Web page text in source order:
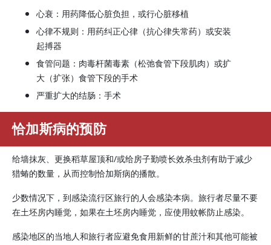
心衰：用药降低心脏负担，或行心脏移植
心律不规则：用药纠正心律（抗心律失常药）或安装
起搏器
食管问题：肉毒杆菌毒素（松弛食管下段肌肉）或扩
大（扩张）食管下段的手术
严重扩大的结肠：手术
恰加斯病的预防
给墙抹灰、更换稻草屋顶和/或给房子勤喷长效杀虫剂有助于减少
猎蝽的数量，从而控制恰加斯病的播散。
少数情况下，到感染流行区旅行的人会感染本病。旅行者尽量不要
在土坯房内睡觉，如果在土坯房内睡觉，应使用蚊帐防止感染。
感染地区的当地人和旅行者应避免食用新鲜的甘蔗汁和其他可能被